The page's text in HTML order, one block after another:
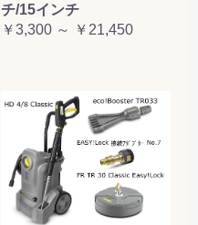
チ/15インチ
￥3,300 ～ ￥21,450